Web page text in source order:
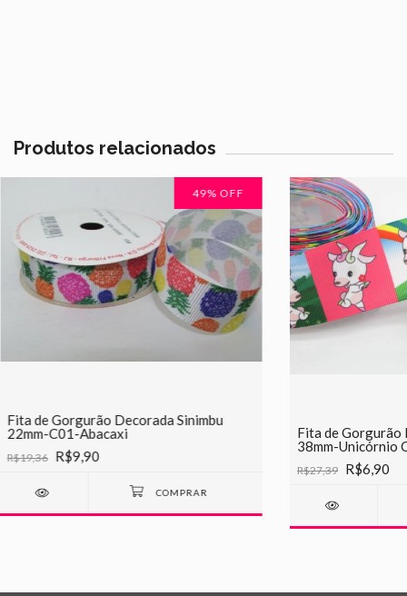
Produtos relacionados
49% OFF
Fita de Gorgurão Decorada Sinimbu
22mm-C01-Abacaxi
R$19,36 R$9,90
Fita de Gorgurão
38mm-Unicórnio
R$27,39 R$6,90